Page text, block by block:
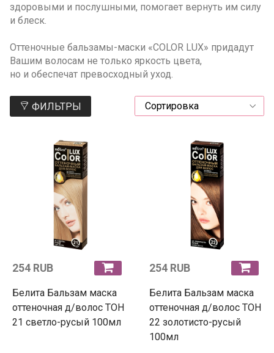
здоровыми и послушными, помогает вернуть им силу
и блеск.
Оттеночные бальзамы-маски «COLOR LUX» придадут
Вашим волосам не только яркость цвета,
но и обеспечат превосходный уход.
ФИЛЬТРЫ
254 RUB
Белита Бальзам маска
оттеночная д/волос ТОН
21 светло-русый 100мл
254 RUB
Белита Бальзам маска
оттеночная д/волос ТОН
22 золотисто-русый
100мл